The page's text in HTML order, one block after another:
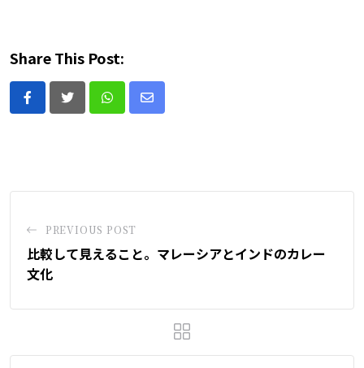
Share This Post:
Whatsapp
Share
PREVIOUS POST
比較して見えること。マレーシアとインドのカレー
文化